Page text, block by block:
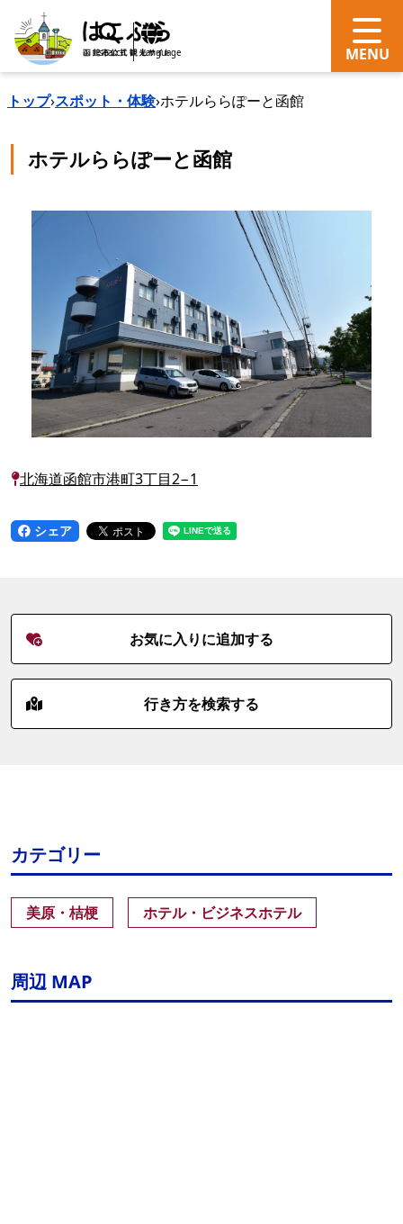
search Language
トップ›スポット・体験›ホテルららぽーと函館
ホテルららぽーと函館
北海道函館市港町3丁目2−1
シェア
お気に入りに追加する
行き方を検索する
カテゴリー
美原・桔梗 ホテル・ビジネスホテル
周辺 MAP